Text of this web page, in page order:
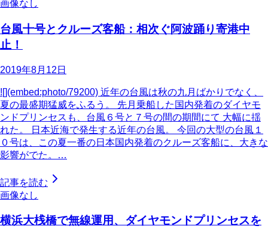
画像なし
台風十号とクルーズ客船：相次ぐ阿波踊り寄港中
止！
2019年8月12日
![](embed:photo/79200) 近年の台風は秋の九月ばかりでなく、
夏の最盛期猛威をふるう。 先月乗船した国内発着のダイヤモ
ンドプリンセスも、台風６号と７号の間の期間にて 大幅に揺
れた。 日本近海で発生する近年の台風。 今回の大型の台風１
０号は、この夏一番の日本国内発着のクルーズ客船に、大きな
影響がでた。…
記事を読む
画像なし
横浜大桟橋で無線運用、ダイヤモンドプリンセスを